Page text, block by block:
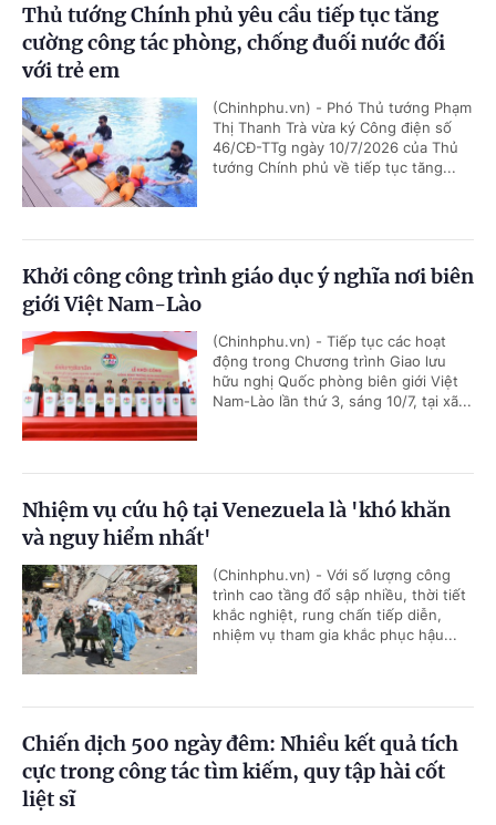
Thủ tướng Chính phủ yêu cầu tiếp tục tăng
cường công tác phòng, chống đuối nước đối
với trẻ em
(Chinhphu.vn) - Phó Thủ tướng Phạm
Thị Thanh Trà vừa ký Công điện số
46/CĐ-TTg ngày 10/7/2026 của Thủ
tướng Chính phủ về tiếp tục tăng...
Khởi công công trình giáo dục ý nghĩa nơi biên
giới Việt Nam-Lào
(Chinhphu.vn) - Tiếp tục các hoạt
động trong Chương trình Giao lưu
hữu nghị Quốc phòng biên giới Việt
Nam-Lào lần thứ 3, sáng 10/7, tại xã...
Nhiệm vụ cứu hộ tại Venezuela là 'khó khăn
và nguy hiểm nhất'
(Chinhphu.vn) - Với số lượng công
trình cao tầng đổ sập nhiều, thời tiết
khắc nghiệt, rung chấn tiếp diễn,
nhiệm vụ tham gia khắc phục hậu...
Chiến dịch 500 ngày đêm: Nhiều kết quả tích
cực trong công tác tìm kiếm, quy tập hài cốt
liệt sĩ